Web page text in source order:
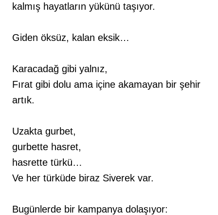
kalmış hayatların yükünü taşıyor.
Giden öksüz, kalan eksik…
Karacadağ gibi yalnız,
Fırat gibi dolu ama içine akamayan bir şehir
artık.
Uzakta gurbet,
gurbette hasret,
hasrette türkü…
Ve her türküde biraz Siverek var.
Bugünlerde bir kampanya dolaşıyor: